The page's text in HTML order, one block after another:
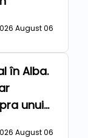
August 06
în Alba.
unui
August 06